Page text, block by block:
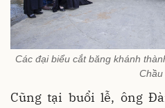
Các đại biểu cắt băng khánh
Chầu
Cũng tại buổi lễ, ông